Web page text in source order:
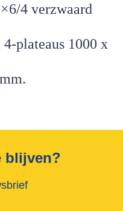
4 verzwaard
plateaus 1000 x
blijven?